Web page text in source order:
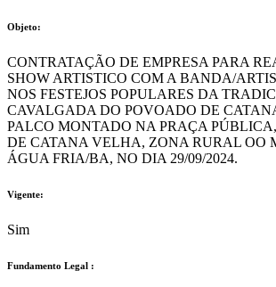
Objeto:
CONTRATAÇÃO DE EMPRESA PARA
SHOW ARTISTICO COM A BANDA/
NOS FESTEJOS POPULARES DA
CAVALGADA DO POVOADO DE
PALCO MONTADO NA PRAÇA
DE CATANA VELHA, ZONA RURAL OO
ÁGUA FRIA/BA, NO DIA 29/09/2024.
Vigente:
Sim
Fundamento Legal :​